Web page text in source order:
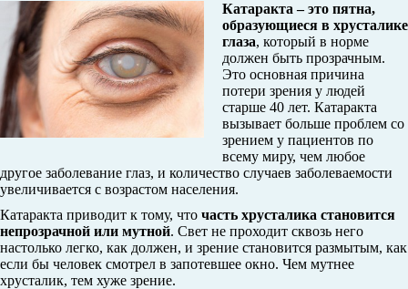
Катаракта – это пятна,
образующиеся в хрусталике
глаза, который в норме
должен быть прозрачным.
Это основная причина
потери зрения у людей
старше 40 лет. Катаракта
вызывает больше проблем со
зрением у пациентов по
всему миру, чем любое
другое заболевание глаз, и количество случаев заболеваемости
увеличивается с возрастом населения.
Катаракта приводит к тому, что часть хрусталика становится
непрозрачной или мутной. Свет не проходит сквозь него
настолько легко, как должен, и зрение становится размытым, как
если бы человек смотрел в запотевшее окно. Чем мутнее
хрусталик, тем хуже зрение.